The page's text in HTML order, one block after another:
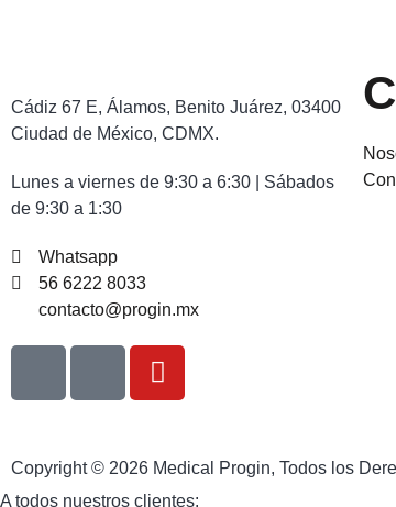
Cádiz 67 E, Álamos, Benito Juárez, 03400
Ciudad de México, CDMX.
Lunes a viernes de 9:30 a 6:30 | Sábados
de 9:30 a 1:30
Whatsapp
56 6222 8033
contacto@progin.mx
Copyright © 2026 Medical Progin, Todos los
A todos nuestros clientes: